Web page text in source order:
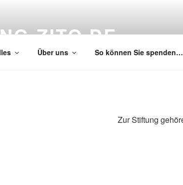
ZITO.DE
Über uns So können Sie spenden…
Zur Stiftung